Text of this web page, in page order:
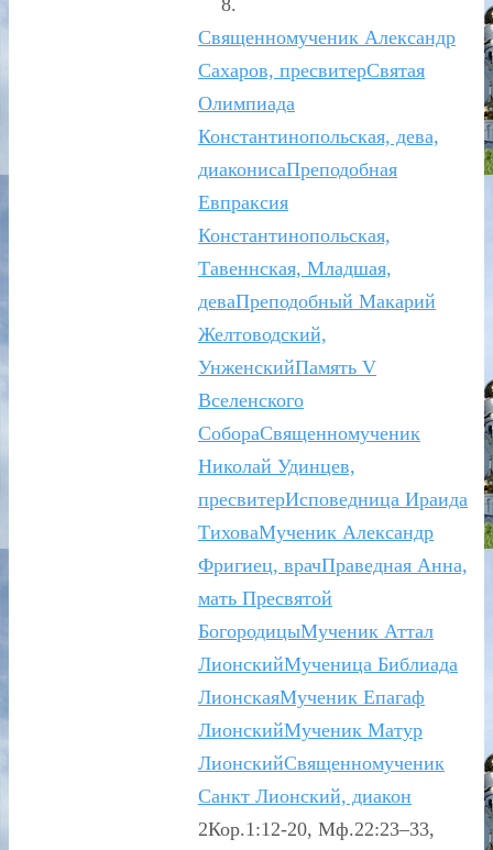
Священномученик Александр
Сахаров, пресвитерСвятая
Олимпиада
Константинопольская, дева,
диаконисаПреподобная
Евпраксия
Константинопольская,
Тавеннская, Младшая,
деваПреподобный Макарий
Желтоводский,
УнженскийПамять V
Вселенского
СобораСвященномученик
Николай Удинцев,
пресвитерИсповедница Ираида
ТиховаМученик Александр
Фригиец, врачПраведная Анна,
мать Пресвятой
БогородицыМученик Аттал
ЛионскийМученица Библиада
ЛионскаяМученик Епагаф
ЛионскийМученик Матур
ЛионскийСвященномученик
Санкт Лионский, диакон
2Кор.1:12-20, Мф.22:23–33,